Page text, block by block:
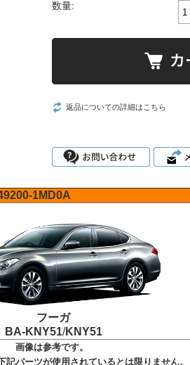
数量:
返品についての詳細はこちら
1MD0A
フーガ
BA-KNY51/KNY51
画像は参考です。
記パーツが使用されているとは限りません。